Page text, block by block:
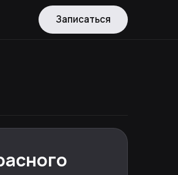
Записаться